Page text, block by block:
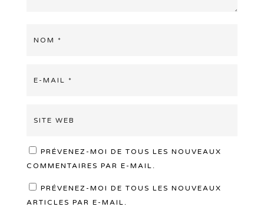
PRÉVENEZ-MOI DE TOUS LES NOUVEAUX
COMMENTAIRES PAR E-MAIL.
PRÉVENEZ-MOI DE TOUS LES NOUVEAUX
ARTICLES PAR E-MAIL.